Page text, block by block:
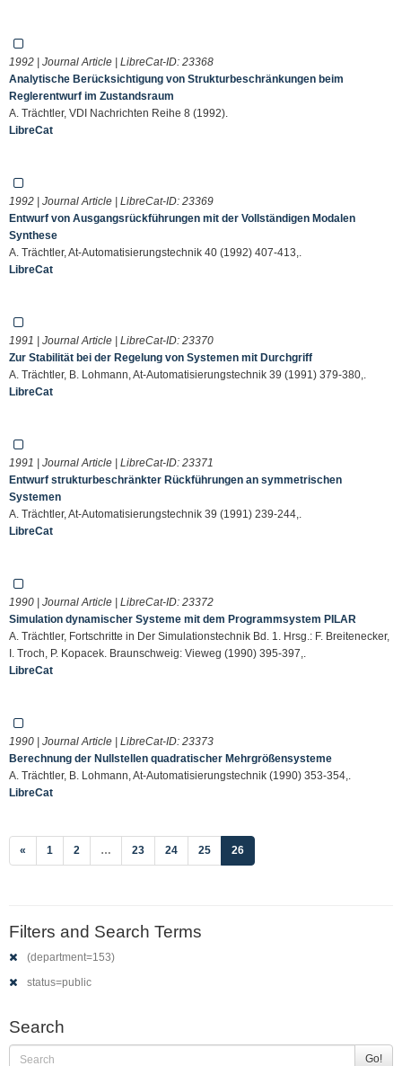
1992 | Journal Article | LibreCat-ID: 23368
Analytische Berücksichtigung von Strukturbeschränkungen beim
Reglerentwurf im Zustandsraum
A. Trächtler, VDI Nachrichten Reihe 8 (1992).
LibreCat
1992 | Journal Article | LibreCat-ID: 23369
Entwurf von Ausgangsrückführungen mit der Vollständigen Modalen
Synthese
A. Trächtler, At-Automatisierungstechnik 40 (1992) 407-413,.
LibreCat
1991 | Journal Article | LibreCat-ID: 23370
Zur Stabilität bei der Regelung von Systemen mit Durchgriff
A. Trächtler, B. Lohmann, At-Automatisierungstechnik 39 (1991) 379-380,.
LibreCat
1991 | Journal Article | LibreCat-ID: 23371
Entwurf strukturbeschränkter Rückführungen an symmetrischen
Systemen
A. Trächtler, At-Automatisierungstechnik 39 (1991) 239-244,.
LibreCat
1990 | Journal Article | LibreCat-ID: 23372
Simulation dynamischer Systeme mit dem Programmsystem PILAR
A. Trächtler, Fortschritte in Der Simulationstechnik Bd. 1. Hrsg.: F. Breitenecker,
I. Troch, P. Kopacek. Braunschweig: Vieweg (1990) 395-397,.
LibreCat
1990 | Journal Article | LibreCat-ID: 23373
Berechnung der Nullstellen quadratischer Mehrgrößensysteme
A. Trächtler, B. Lohmann, At-Automatisierungstechnik (1990) 353-354,.
LibreCat
« 1 2 … 23 24 25 26(current)
Filters and Search Terms
(department=153)
status=public
Search
Go!